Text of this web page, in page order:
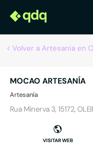
Volver a Artesania en
MOCAO ARTESANÍA
Artesanía
Rua Minerva 3, 15172,
VISITAR WEB